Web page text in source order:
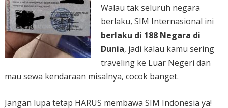
Walau tak seluruh negara
berlaku, SIM Internasional ini
berlaku di 188 Negara di
Dunia, jadi kalau kamu sering
traveling ke Luar Negeri dan
mau sewa kendaraan misalnya, cocok banget.
Jangan lupa tetap HARUS membawa SIM Indonesia ya!